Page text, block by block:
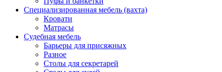
Специализированная мебель (вахта)
Кровати
Матрасы
Судебная мебель
Барьеры для присяжных
Разное
Столы для секретарей